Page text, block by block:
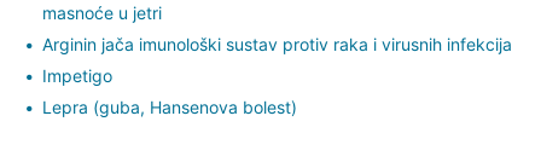
masnoće u jetri
Arginin jača imunološki sustav protiv raka i virusnih infekcija
Impetigo
Lepra (guba, Hansenova bolest)